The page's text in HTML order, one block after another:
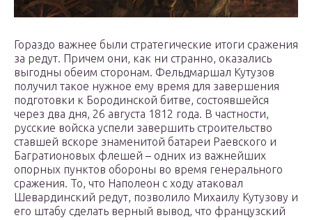
Гораздо важнее были стратегические итоги сражения
за редут. Причем они, как ни странно, оказались
выгодны обеим сторонам. Фельдмаршал Кутузов
получил такое нужное ему время для завершения
подготовки к Бородинской битве, состоявшейся
через два дня, 26 августа 1812 года. В частности,
русские войска успели завершить строительство
ставшей вскоре знаменитой батареи Раевского и
Багратионовых флешей – одних из важнейших
опорных пунктов обороны во время генерального
сражения. То, что Наполеон с ходу атаковал
Шевардинский редут, позволило Михаилу Кутузову и
его штабу сделать верный вывод, что французский